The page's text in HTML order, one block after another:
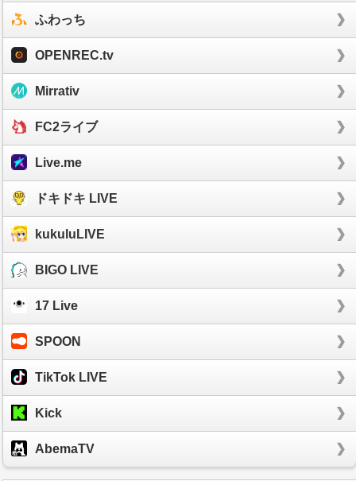
ふわっち
OPENREC.tv
Mirrativ
FC2ライブ
Live.me
ドキドキ LIVE
kukuluLIVE
BIGO LIVE
17 Live
SPOON
TikTok LIVE
Kick
AbemaTV